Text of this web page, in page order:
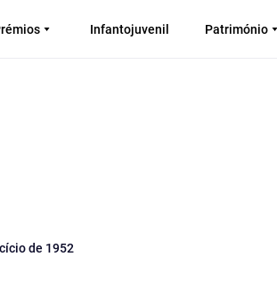
Infantojuvenil Património
de 1952